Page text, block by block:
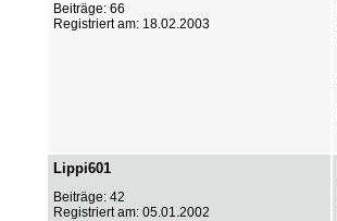
Beiträge: 66
Registriert am: 18.02.2003
Lippi601
Beiträge: 42
Registriert am: 05.01.2002